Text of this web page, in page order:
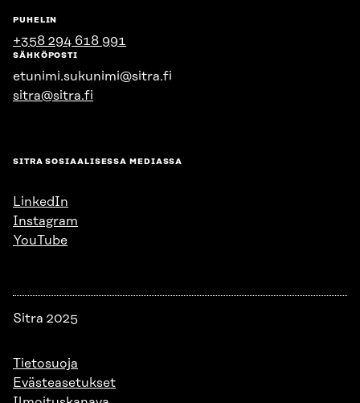
PUHELIN
+358 294 618 991
SÄHKÖPOSTI
etunimi.sukunimi@sitra.fi
sitra@sitra.fi
SITRA SOSIAALISESSA MEDIASSA
LinkedIn
Instagram
YouTube
Sitra 2025
Tietosuoja
Evästeasetukset